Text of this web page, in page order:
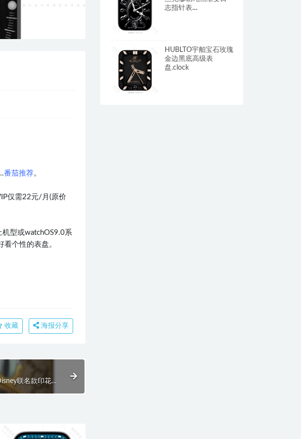
番茄推荐。
仅需22元/月(原价
型或watchOS9.0系
看个性的表盘。
收藏 海报分享
联名款印花表
志指针表
HUBLTO宇舶宝石玫瑰
金边黑底高级表
盘.clock